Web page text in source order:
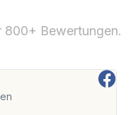
800+ Bewertungen.